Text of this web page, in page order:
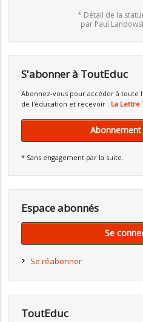
* Détail de la
par Paul
S'abonner à ToutEduc
Abonnez-vous pour accéder à
de l'éducation et recevoir : La Lettre
* Sans engagement par la suite.
Espace abonnés
Se
Se réabonner
ToutEduc